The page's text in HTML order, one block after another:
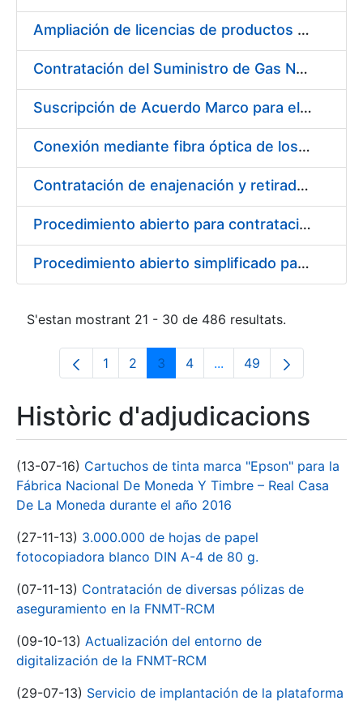
Ampliación de licencias de productos Atlassian en CERES
Contratación del Suministro de Gas Natural para la Fábrica Nacional de Moneda y Timbre – Real Casa de Moneda, en sus centros de trabajo de Madrid y Burgos
Suscripción de Acuerdo Marco para el Suministro de Repuestos Específicos de Maquinaria
Conexión mediante fibra óptica de los centros de proceso de datos (CPD's) de las sedes de la FNMT-RCM de Burgos y Madrid
Contratación de enajenación y retirada de recortes sobrantes y desperdicios de papel impreso y no impreso durante el año 2022
Procedimiento abierto para contratación de diversas pólizas de aseguramiento para la FNMT-RCM
Procedimiento abierto simplificado para contratación de otras pólizas de aseguramiento para la FNMT-RCM
S'estan mostrant 21 - 30 de 486 resultats.
Pàgina
1 Pàgina
2 Pàgina
3 Pàgina
4 ...Pàgines intermèdies
Pàgina
49
Històric d'adjudicacions
(13-07-16) Cartuchos de tinta marca "Epson" para la
Fábrica Nacional De Moneda Y Timbre – Real Casa
De La Moneda durante el año 2016
(27-11-13) 3.000.000 de hojas de papel
fotocopiadora blanco DIN A-4 de 80 g.
(07-11-13) Contratación de diversas pólizas de
aseguramiento en la FNMT-RCM
(09-10-13) Actualización del entorno de
digitalización de la FNMT-RCM
(29-07-13) Servicio de implantación de la plataforma